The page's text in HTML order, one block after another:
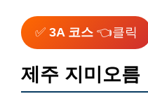
✅ 3A 코스 👈클릭
제주 지미오름